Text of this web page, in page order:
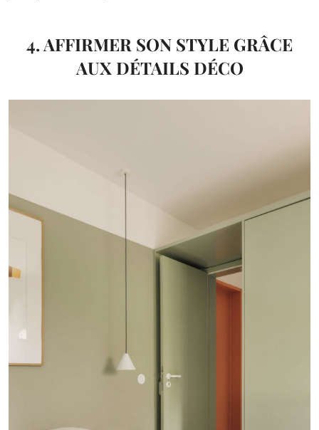
4. AFFIRMER SON STYLE GRÂCE
AUX DÉTAILS DÉCO